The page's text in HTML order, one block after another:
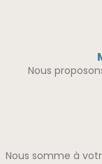
Nous
Nous somme à